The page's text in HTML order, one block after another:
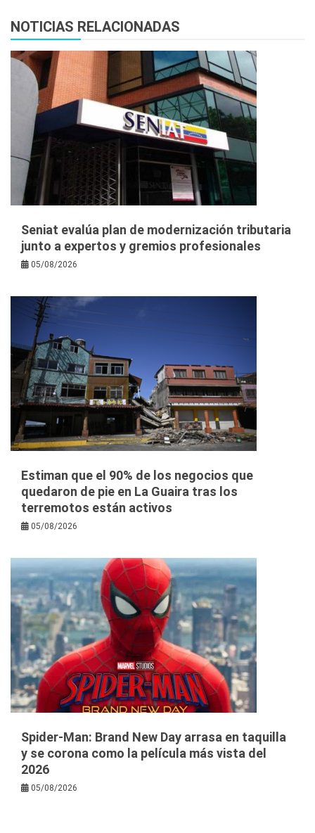
NOTICIAS RELACIONADAS
Seniat evalúa plan de modernización tributaria
junto a expertos y gremios profesionales
05/08/2026
Estiman que el 90% de los negocios que
quedaron de pie en La Guaira tras los
terremotos están activos
05/08/2026
Spider-Man: Brand New Day arrasa en taquilla
y se corona como la película más vista del
2026
05/08/2026